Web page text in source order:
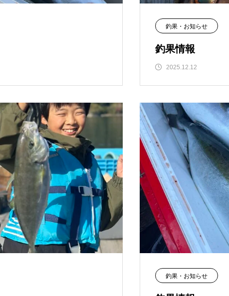
釣果・お知らせ
釣果情報
2025.12.12
釣果・お知らせ